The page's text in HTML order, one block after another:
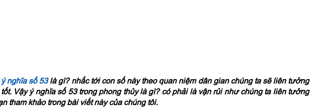
ý nghĩa số 53là gì? nhắc tới con số này theo quan niệm dân gian chúng ta sẽ liên tưởng
Vậy ý nghĩa số 53 trong phong thủy là gì? có phải là vận rủi như chúng ta liên tưởng
tham khảo trong bài viết này của chúng tôi.